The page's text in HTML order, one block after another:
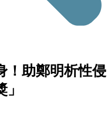
！助鄭明析性侵